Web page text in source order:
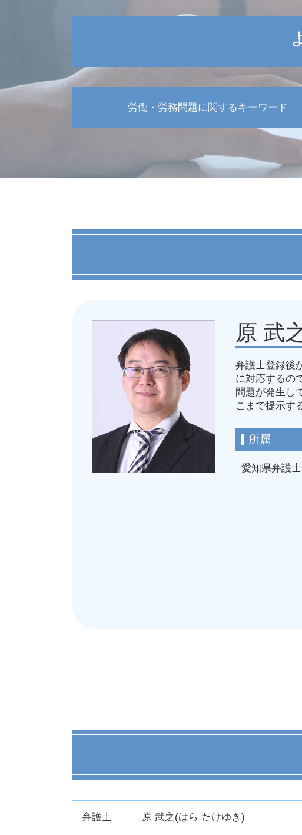
労働・労務問題に関するキーワード
労務問題 解決
不当解雇 訴えられた
労働審判 会社側 不利
パワハラ 防止策
就業規則 改訂
労務問題 安全配慮義務
不当解雇 相談 弁護士
労働基準法 休憩
減給 理由
再雇用 拒否
労災 安全管理義務違反
労務問題 弁護士
原 武
弁護士登録後
に対応するの
問題が発生し
こまで提示す
所属
愛知県弁護
弁護士 原 武之(はら たけゆき)